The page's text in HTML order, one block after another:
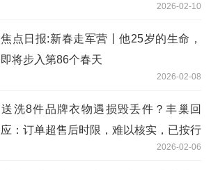
2026-02-10
焦点日报:新春走军营丨他25岁的生命，
即将步入第86个春天
2026-02-08
送洗8件品牌衣物遇损毁丢件？丰巢回
应：订单超售后时限，难以核实，已按行
2026-02-06